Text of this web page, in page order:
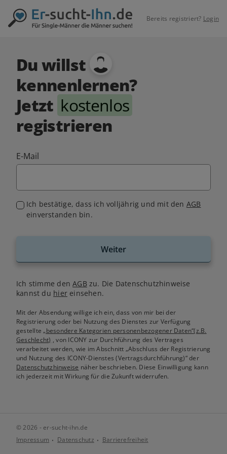
Bereits registriert? Login
Du willst
kennenlernen?
Jetzt kostenlos
registrieren
E-Mail
Ich bestätige, dass ich volljährig und mit den AGB
einverstanden bin.
Weiter
Ich stimme denAGB zu. Die Datenschutzhinweise
kannst du hiereinsehen.
Mit der Absendung willige ich ein, dass von mir bei der
Registrierung oder bei Nutzung des Dienstes zur Verfügung
gestellte„besondere Kategorien personenbezogener Daten“(z.B.
Geschlecht) , von ICONY zur Durchführung des Vertrages
verarbeitet werden, wie im Abschnitt „Abschluss der Registrierung
und Nutzung des ICONY-Dienstes (Vertragsdurchführung)“ der
Datenschutzhinweise näher beschrieben. Diese Einwilligung kann
ich jederzeit mit Wirkung für die Zukunft widerrufen.
© 2026 - er-sucht-ihn.de
Impressum
Datenschutz Barrierefreiheit